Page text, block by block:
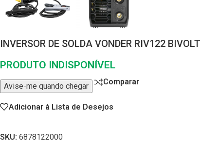
INVERSOR DE SOLDA VONDER RIV122 BIVOLT
PRODUTO INDISPONÍVEL
Avise-me quando chegar Comparar
Adicionar à Lista de Desejos
SKU: 6878122000